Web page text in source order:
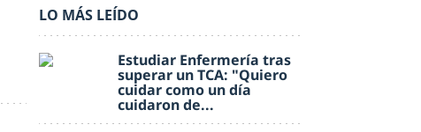
LO MÁS LEÍDO
Estudiar Enfermería tras
superar un TCA: "Quiero
cuidar como un día
cuidaron de...